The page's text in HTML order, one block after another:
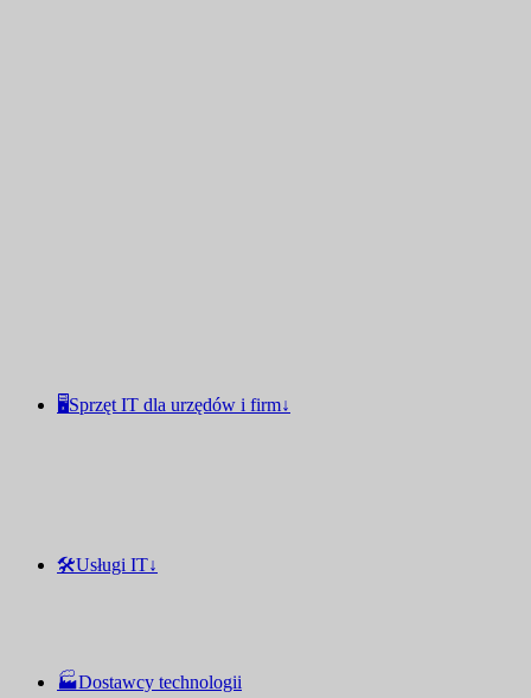
🖥️Sprzęt IT dla urzędów i firm↓
🛠️Usługi IT↓
🏭Dostawcy technologii